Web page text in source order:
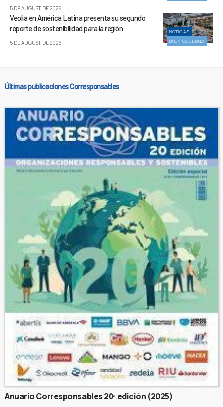
5 DE AUGUST DE 2026
NOTICIAS
BUEN GOBIERNO
Veolia en América Latina presenta su segundo
reporte de sostenibilidad para la región
5 DE AUGUST DE 2026
Últimas publicaciones Corresponsables
Anuario Corresponsables 20ª edición (2025)